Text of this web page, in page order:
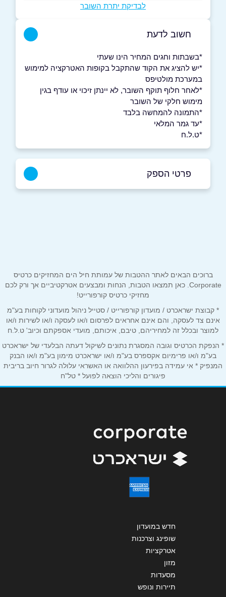
לבדיקת יתרת השובר
חשוב לדעת
*בשבתות וחגים המחיר הינו שעתי
*יש להציג את הקוד שהתקבל בקופות האטרקציה למימוש
במערכת מולטיפס
*לאחר חלוף תוקף השובר, לא יינתן זיכוי או עודף בגין
מימוש חלקי של השובר
*התמונה להמחשה בלבד
*עד גמר המלאי
*ט.ל.ח
פרטי הספק
טלפון*
אימייל*
אנא חזרו אלי בקשר ל...
שליחה
ברוכים הבאים לאתר ההטבות של עמותת חיל הים המחזיקים כרטיס
Corporate. כאן תמצאו הטבות, הנחות ומבצעים אטרקטיביים אך ורק לכם
מחזיקי כרטיס קורפורייט!
* קבוצת ישראכרט / מועדון קורפורייט / סטייל ניהול מועדוני לקוחות בע"מ
אינם צד לעסקה, והם אינם אחראים לפרסום ו/או לעסקה ו/או לשירות ו/או
למוצר ובכלל זה למחיריהם, טיבם, איכותם, מועדי אספקתם וכיוב' ט.ל.ח
* הנפקת הכרטיס וגובה המסגרת נתונים לשיקול דעתה הבלעדי של ישראכרט
בע"מ ו/או פרימיום אקספרס בע"מ ו/או ישראכרט מימון בע"מ ו/או הבנק
המנפיק * אי עמידה בפירעון ההלוואה או האשראי עלולה לגרור חיוב בריבית
פיגורים והליכי הוצאה לפועל * טל"ח
חדש במועדון
שופינג וצרכנות
אטרקציות
מזון
מסעדות
תיירות ונופש